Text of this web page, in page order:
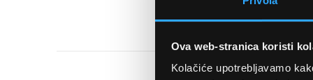
Ova web-stranica koristi
Kolačiće upotrebljavamo
OF